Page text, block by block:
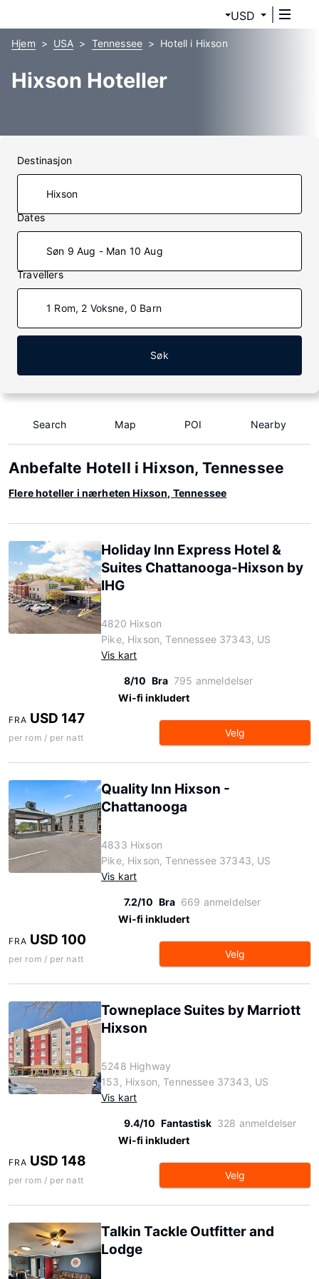
USD
Hjem USA Tennessee Hotell i Hixson
Hixson Hoteller
Destinasjon
Dates
Søn 9 Aug - Man 10 Aug
Travellers
1 Rom, 2 Voksne, 0 Barn
Søk
Search Map POI Nearby
Anbefalte Hotell i Hixson, Tennessee
Flere hoteller i nærheten Hixson, Tennessee
Holiday Inn Express Hotel &
Suites Chattanooga-Hixson by
IHG
4820 Hixson
Pike, Hixson, Tennessee 37343, US
Vis kart
8/10 Bra 795 anmeldelser
Wi-fi inkludert
FRA USD 147
per rom / per natt Velg
Quality Inn Hixson -
Chattanooga
4833 Hixson
Pike, Hixson, Tennessee 37343, US
Vis kart
7.2/10 Bra 669 anmeldelser
Wi-fi inkludert
FRA USD 100
per rom / per natt Velg
Towneplace Suites by Marriott
Hixson
5248 Highway
153, Hixson, Tennessee 37343, US
Vis kart
9.4/10 Fantastisk 328 anmeldelser
Wi-fi inkludert
FRA USD 148
per rom / per natt Velg
Talkin Tackle Outfitter and
Lodge